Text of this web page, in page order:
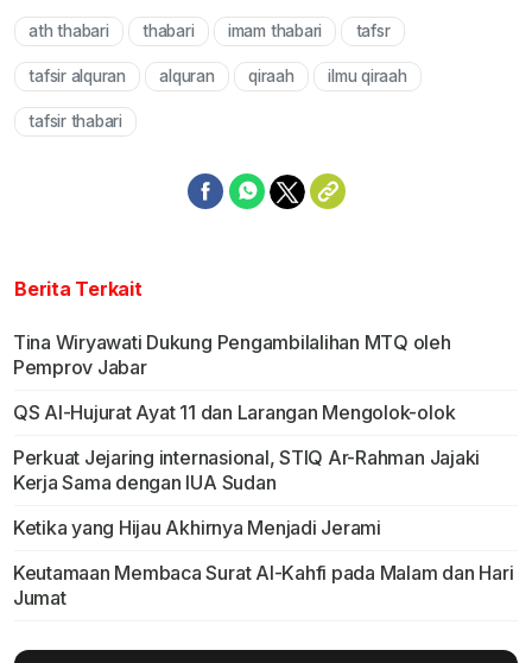
ath thabari thabari imam thabari tafsr
tafsir alquran alquran qiraah ilmu qiraah
tafsir thabari
Berita Terkait
Tina Wiryawati Dukung Pengambilalihan MTQ oleh
Pemprov Jabar
QS Al-Hujurat Ayat 11 dan Larangan Mengolok-olok
Perkuat Jejaring internasional, STIQ Ar-Rahman Jajaki
Kerja Sama dengan IUA Sudan
Ketika yang Hijau Akhirnya Menjadi Jerami
Keutamaan Membaca Surat Al-Kahfi pada Malam dan Hari
Jumat